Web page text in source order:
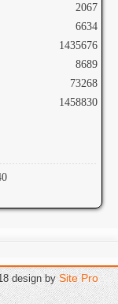
2067
6634
1435676
8689
73268
1458830
designbySite Pro